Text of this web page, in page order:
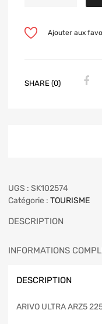
Ajouter aux
SHARE (0)
UGS : SK102574
Catégorie : TOURISME
DESCRIPTION
INFORMATIONS
DESCRIPTION
ARIVO ULTRA ARZ5